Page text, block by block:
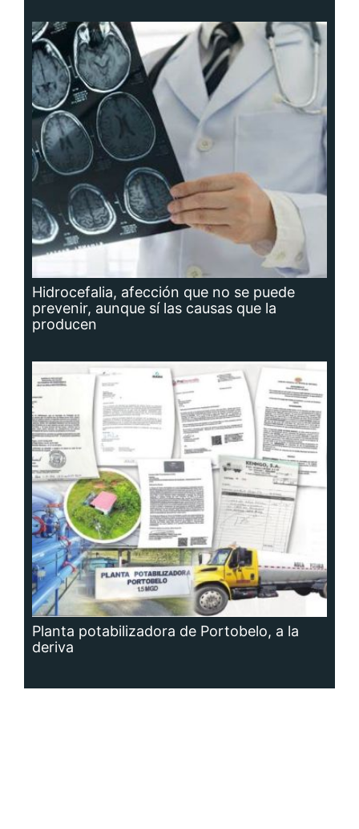
Hidrocefalia, afección que no se puede
prevenir, aunque sí las causas que la
producen
Planta potabilizadora de Portobelo, a la
deriva